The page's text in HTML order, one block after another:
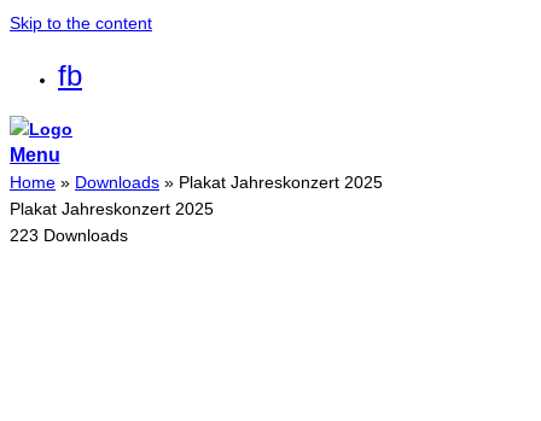
Skip to the content
fb
Menu
Home » Downloads » Plakat Jahreskonzert 2025
Plakat Jahreskonzert 2025
223 Downloads